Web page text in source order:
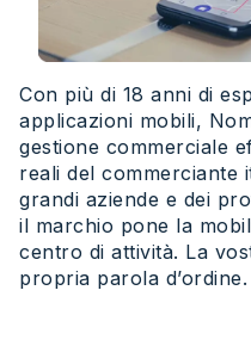
Con più di 18 anni di
applicazioni mobili,
gestione commerciale
reali del commerciante
grandi aziende e dei
il marchio pone la
centro di attività. La
propria parola d’ordine.